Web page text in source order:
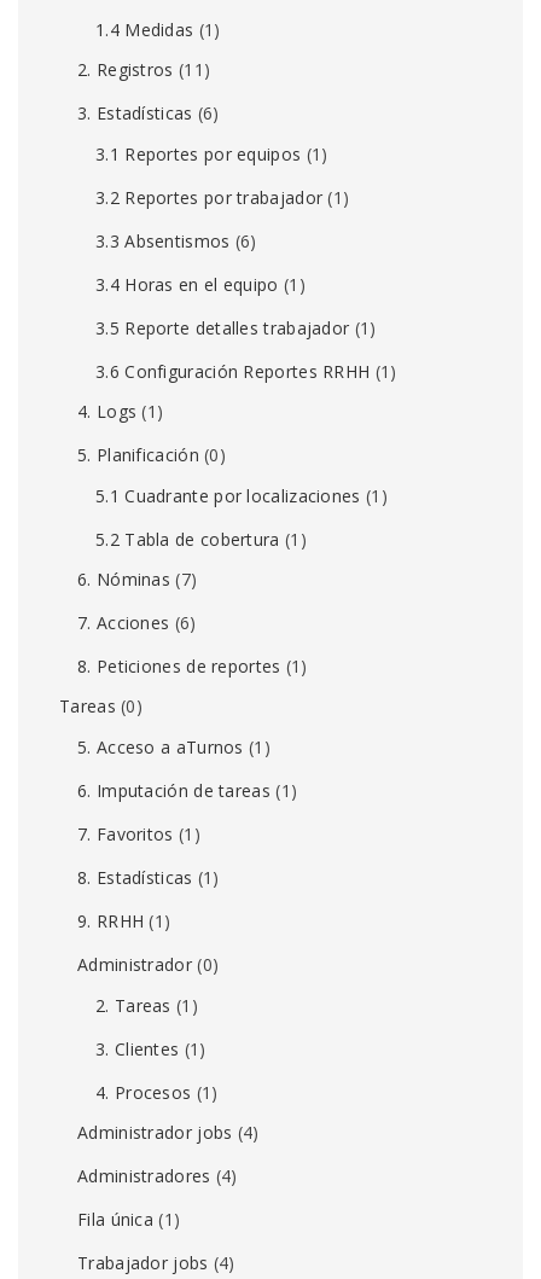
1.4 Medidas (1)
2. Registros (11)
3. Estadísticas (6)
3.1 Reportes por equipos (1)
3.2 Reportes por trabajador (1)
3.3 Absentismos (6)
3.4 Horas en el equipo (1)
3.5 Reporte detalles trabajador (1)
3.6 Configuración Reportes RRHH (1)
4. Logs (1)
5. Planificación (0)
5.1 Cuadrante por localizaciones (1)
5.2 Tabla de cobertura (1)
6. Nóminas (7)
7. Acciones (6)
8. Peticiones de reportes (1)
Tareas (0)
5. Acceso a aTurnos (1)
6. Imputación de tareas (1)
7. Favoritos (1)
8. Estadísticas (1)
9. RRHH (1)
Administrador(0)
2. Tareas (1)
3. Clientes (1)
4. Procesos (1)
Administrador jobs (4)
Administradores (4)
Fila única (1)
Trabajador jobs (4)